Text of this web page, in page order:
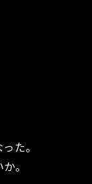
た。
。